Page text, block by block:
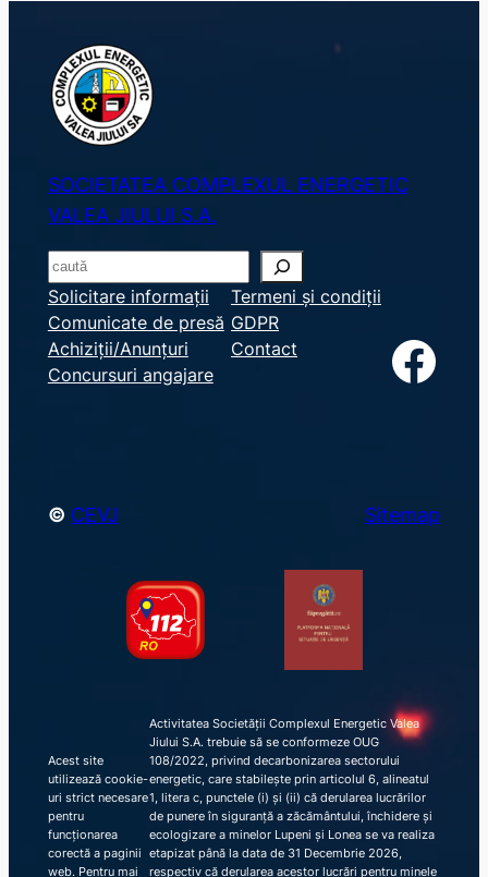
SOCIETATEA COMPLEXUL ENERGETIC
VALEA JIULUI S.A.
S
e
a
r
c
Solicitare informații
Comunicate de presă
Achiziții/Anunțuri
Concursuri angajare
Termeni și condiții
GDPR
Contact
Facebook
© CEVJ Sitemap
Acest site
utilizează cookie-
uri strict necesare
pentru
funcționarea
corectă a paginii
web. Pentru mai
Activitatea Societății Complexul Energetic Valea
Jiului S.A. trebuie să se conformeze OUG
108/2022, privind decarbonizarea sectorului
energetic, care stabilește prin articolul 6, alineatul
1, litera c, punctele (i) și (ii) că derularea lucrărilor
de punere în siguranță a zăcământului, închidere și
ecologizare a minelor Lupeni și Lonea se va realiza
etapizat până la data de 31 Decembrie 2026,
respectiv că derularea acestor lucrări pentru minele